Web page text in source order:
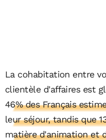
La cohabitation entre
clientèle d'affaires est
46% des Français
leur séjour, tandis que
matière d'animation et